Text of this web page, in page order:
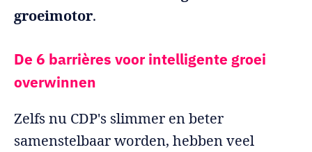
groeimotor.
De 6 barrières voor intelligente groei
overwinnen
Zelfs nu CDP's slimmer en beter
samenstelbaar worden, hebben veel